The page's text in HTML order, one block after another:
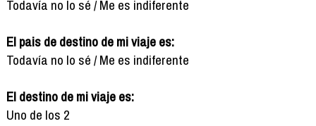
Todavía no lo sé / Me es indiferente
El pais de destino de mi viaje es:
Todavía no lo sé / Me es indiferente
El destino de mi viaje es:
Uno de los 2